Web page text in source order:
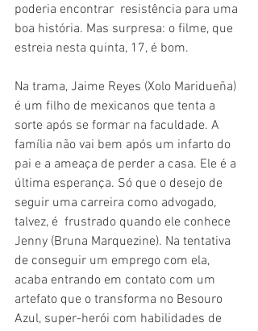
poderia encontrar  resistência para uma
boa história. Mas surpresa: o filme, que
estreia nesta quinta, 17, é bom.
Na trama, Jaime Reyes (Xolo Maridueña)
é um filho de mexicanos que tenta a
sorte após se formar na faculdade. A
família não vai bem após um infarto do
pai e a ameaça de perder a casa. Ele é a
última esperança. Só que o desejo de
seguir uma carreira como advogado,
talvez, é  frustrado quando ele conhece
Jenny (Bruna Marquezine). Na tentativa
de conseguir um emprego com ela,
acaba entrando em contato com um
artefato que o transforma no Besouro
Azul, super-herói com habilidades de